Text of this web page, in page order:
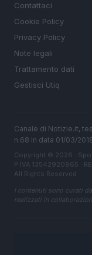
Contattaci
Cookie Policy
Privacy Policy
Note legali
Trattamento dati
Gestisci Utiq
Canale di Notizie.it,
n.68 in data 01/03/
Copyright © 2026 ·
P.IVA 13542920965 ·
All Rights Reserved
I contenuti sono curati
realizzati in